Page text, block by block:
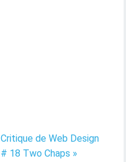
Critique de Web Design
# 18 Two Chaps »